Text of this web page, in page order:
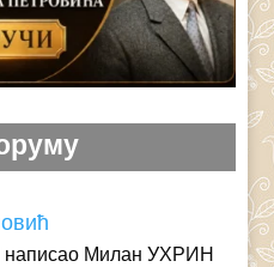
написао Милан УХРИН